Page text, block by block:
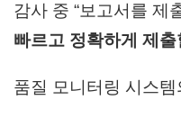
감사 중 “보고서를 제
빠르고 정확하게 제
품질 모니터링 시스